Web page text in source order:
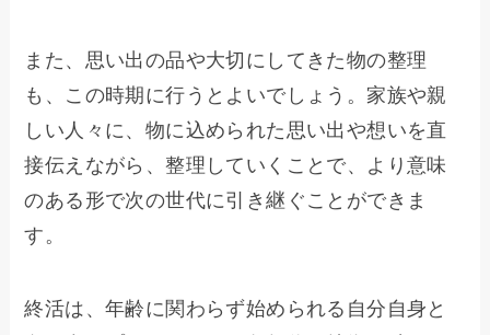
また、思い出の品や大切にしてきた物の整理
も、この時期に行うとよいでしょう。家族や親
しい人々に、物に込められた思い出や想いを直
接伝えながら、整理していくことで、より意味
のある形で次の世代に引き継ぐことができま
す。
終活は、年齢に関わらず始められる自分自身と